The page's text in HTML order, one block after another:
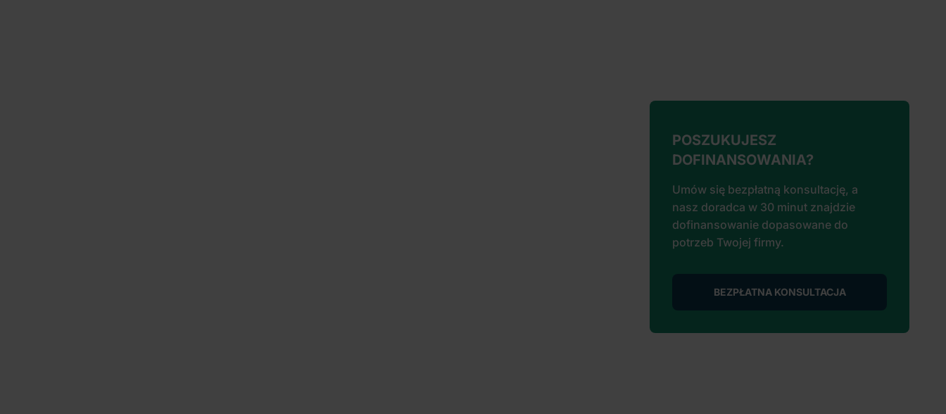
POSZUKUJESZ
DOFINANSOWANIA?
Umów się bezpłatną konsultację, a
nasz doradca w 30 minut znajdzie
dofinansowanie dopasowane do
potrzeb Twojej firmy.
BEZPŁATNA KONSULTACJA